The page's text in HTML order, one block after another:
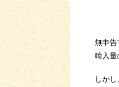
無申告
輸入量
しか